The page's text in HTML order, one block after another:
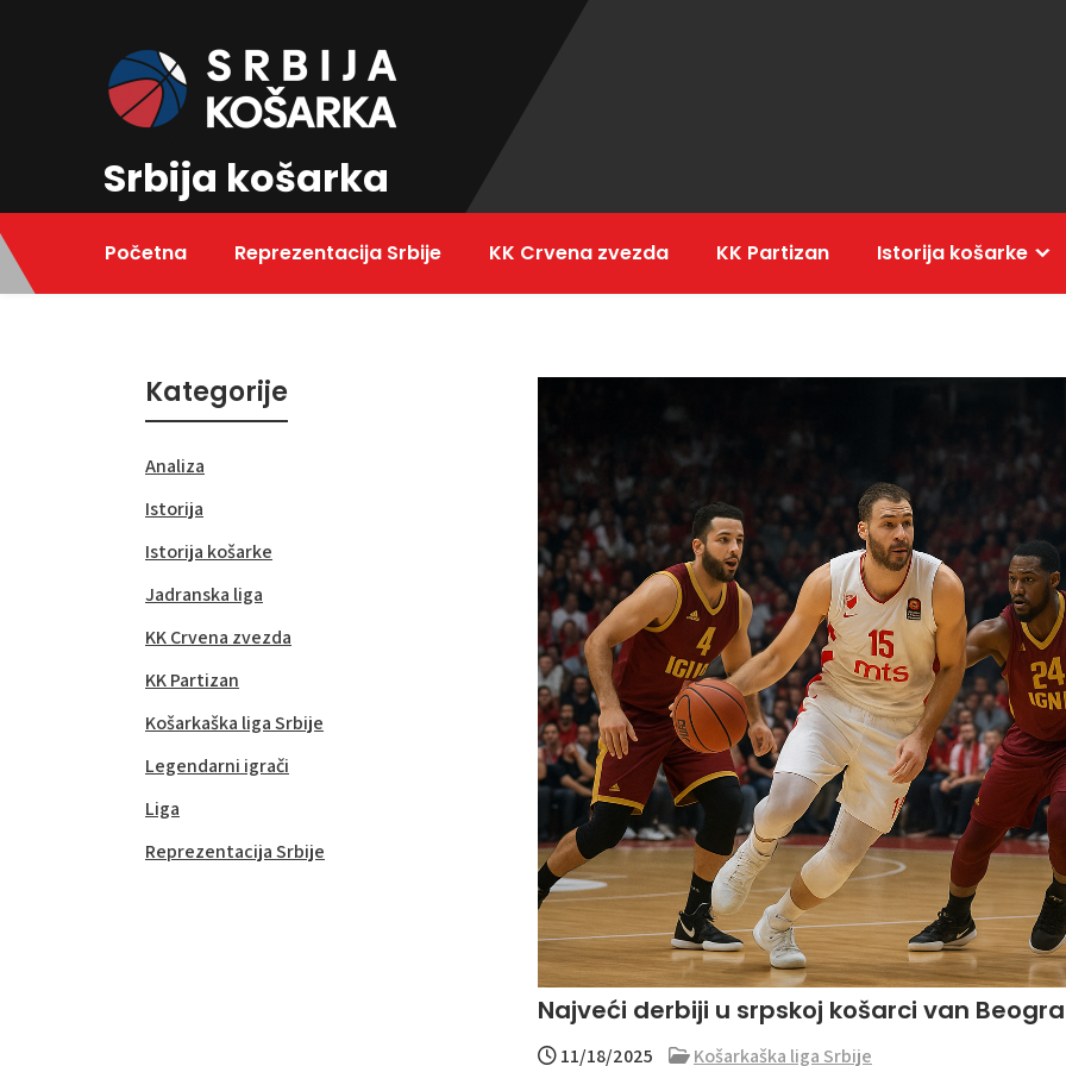
Srbija košarka
Početna Reprezentacija Srbije KK Crvena zvezda KK Partizan Istorija košarke
Najveći derbiji u srpskoj košarci van
11/18/2025 Košarkaška liga Srbije
Kategorije
Analiza
Istorija
Istorija košarke
Jadranska liga
KK Crvena zvezda
KK Partizan
Košarkaška liga Srbije
Legendarni igrači
Liga
Reprezentacija Srbije